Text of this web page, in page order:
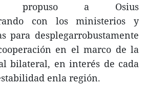
propuso a Osius
con los ministerios y
para desplegarrobustamente
en el marco de la
bilateral, en interés de cada
enla región.